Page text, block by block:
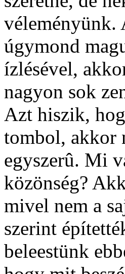
véleményünk.
úgymond
ízlésével,
nagyon sok
Azt hiszik,
tombol, akkor
egyszerû. Mi
közönség?
mivel nem a
szerint
beleestünk